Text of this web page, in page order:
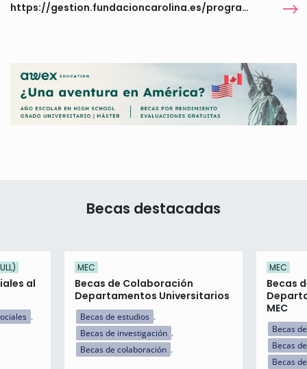
https://gestion.fundacioncarolina.es/programas/6470
Becas destacadas
al
MEC
Becas de Colaboración
Departamentos Universitarios
Becas de estudios
Becas de investigación
Becas de colaboración
MEC
Becas
MEC
Becas
Becas
Becas